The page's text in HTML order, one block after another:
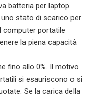
batteria per laptop
stato di scarico per
computer portatile
la piena capacità
fino allo 0%. Il motivo
si esauriscono o si
Se la carica della